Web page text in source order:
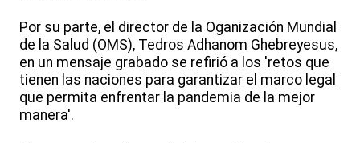
Por su parte, el director de la Oganización Mundial
de la Salud (OMS), Tedros Adhanom Ghebreyesus,
en un mensaje grabado se refirió a los 'retos que
tienen las naciones para garantizar el marco legal
que permita enfrentar la pandemia de la mejor
manera'.